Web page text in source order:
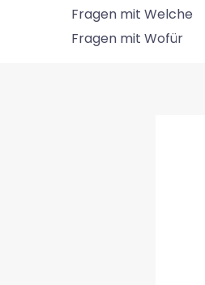
Fragen mit Welche
Fragen mit Wofür